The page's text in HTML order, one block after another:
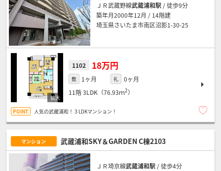
ＪＲ武蔵野線武蔵浦和駅 / 徒歩9分
築年月2000年12月 / 14階建
埼玉県さいたま市南区沼影1-30-25
1102 18万円
敷 1ヶ月 礼
0ヶ月
11階3LDK（76.93ｍ2）
人気の武蔵浦和！３LDKマンション！
マンション 武蔵浦和SKY＆GARDEN C棟2103
ＪＲ埼京線武蔵浦和駅 / 徒歩4分